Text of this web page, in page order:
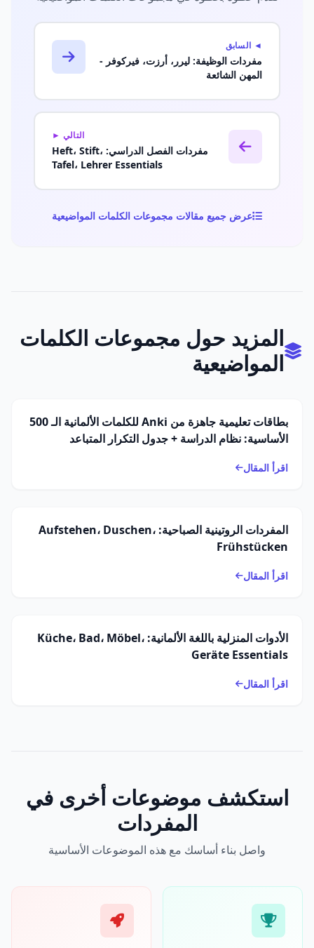
◄ السابق
مفردات الوظيفة: ليرر، أرزت، فيركوفر -
المهن الشائعة
التالي ►
مفردات الفصل الدراسي: Heft، Stift،
Tafel، Lehrer Essentials
عرض جميع مقالات مجموعات الكلمات المواضيعية
المزيد حول مجموعات الكلمات
المواضيعية
بطاقات تعليمية جاهزة من Anki للكلمات الألمانية الـ 500
الأساسية: نظام الدراسة + جدول التكرار المتباعد
اقرأ المقال
المفردات الروتينية الصباحية: Aufstehen، Duschen،
Frühstücken
اقرأ المقال
الأدوات المنزلية باللغة الألمانية: Küche، Bad، Möbel،
Geräte Essentials
اقرأ المقال
استكشف موضوعات أخرى في
المفردات
واصل بناء أساسك مع هذه الموضوعات الأساسية